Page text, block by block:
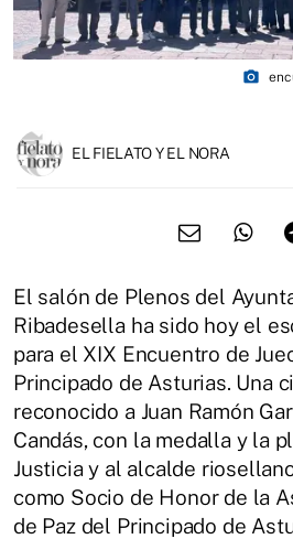
photo_camera
EL FIELATO Y EL NORA
El salón de Plenos del
Ribadesella ha sido hoy el
para el XIX Encuentro de
Principado de Asturias. Una
reconocido a Juan Ramón
Candás, con la medalla y la
Justicia y al alcalde
como Socio de Honor de la
de Paz del Principado de